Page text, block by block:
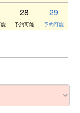
28 29